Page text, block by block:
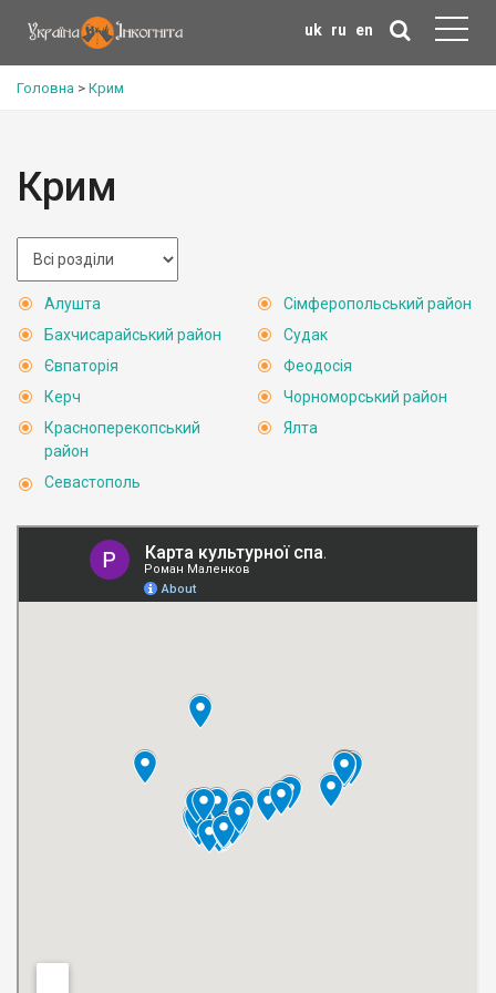
uk ru en
Головна > Крим
Крим
Алушта
Бахчисарайський район
Євпаторія
Керч
Красноперекопський
район
Севастополь
Сімферопольський район
Судак
Феодосія
Чорноморський район
Ялта